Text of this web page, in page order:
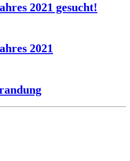
2021 gesucht!
2021